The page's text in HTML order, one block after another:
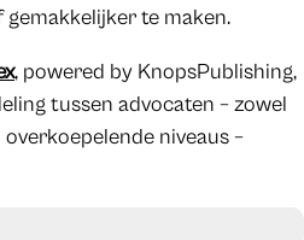
te maken.
, powered by KnopsPublishing,
tussen advocaten – zowel
niveaus –